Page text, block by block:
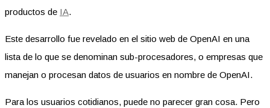
productos de IA.
Este desarrollo fue revelado en el sitio web de OpenAI en una
lista de lo que se denominan sub-procesadores, o empresas que
manejan o procesan datos de usuarios en nombre de OpenAI.
Para los usuarios cotidianos, puede no parecer gran cosa. Pero